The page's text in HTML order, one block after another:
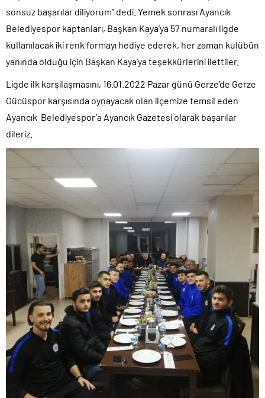
sonsuz başarılar diliyorum” dedi. Yemek sonrası Ayancık
Belediyespor kaptanları, Başkan Kaya’ya 57 numaralı ligde
kullanılacak iki renk formayı hediye ederek, her zaman kulübün
yanında olduğu için Başkan Kaya’ya teşekkürlerini ilettiler.
Ligde ilk karşılaşmasını, 16.01.2022 Pazar günü Gerze’de Gerze
Gücüspor karşısında oynayacak olan ilçemize temsil eden
Ayancık Belediyespor’a Ayancık Gazetesi olarak başarılar
dileriz.